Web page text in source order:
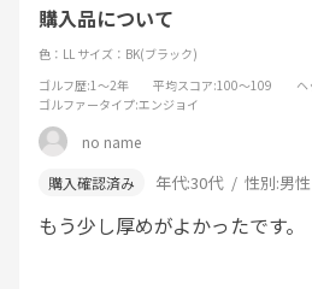
購入品について
色：LL サイズ：BK(ブラック)
ゴルフ歴:1～2年 平均スコア:100～109 ヘ
ゴルファータイプ:エンジョイ
no name
年代:30代 性別:男性
もう少し厚めがよかったです。